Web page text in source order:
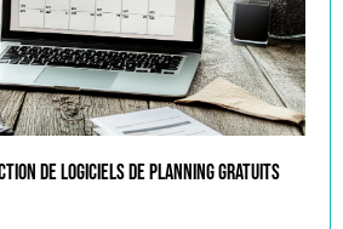
de logiciels de planning gratuits